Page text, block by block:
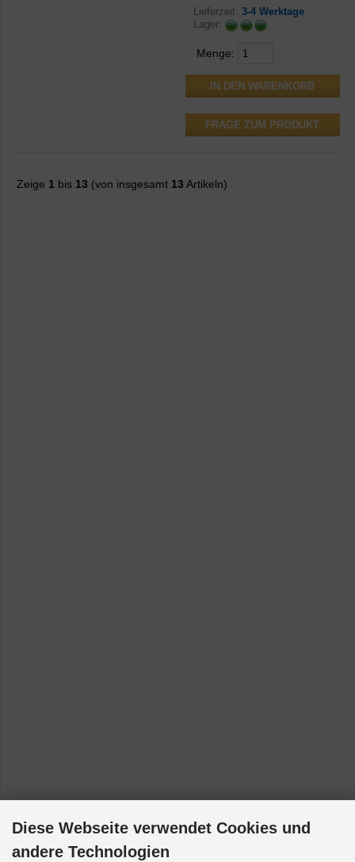
Lieferzeit: 3-4 Werktage
Lager:
Menge:
FRAGE ZUM PRODUKT
Zeige 1 bis 13 (von insgesamt 13 Artikeln)
Diese Webseite verwendet Cookies und
andere Technologien